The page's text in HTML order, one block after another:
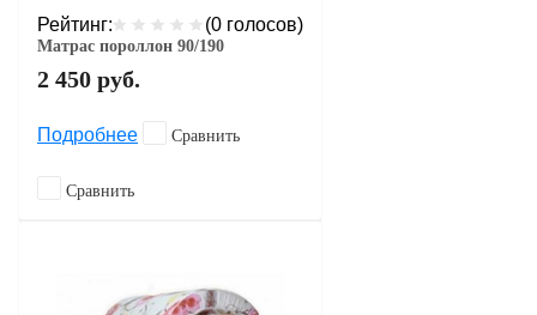
Рейтинг: (0 голосов)
Матрас пороллон 90/190
2 450 руб.
Подробнее Сравнить
Сравнить